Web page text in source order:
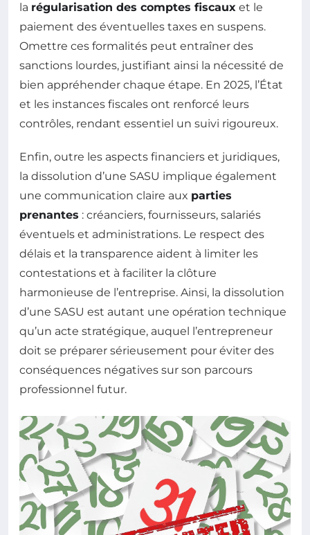
la régularisation des comptes fiscaux et le
paiement des éventuelles taxes en suspens.
Omettre ces formalités peut entraîner des
sanctions lourdes, justifiant ainsi la nécessité de
bien appréhender chaque étape. En 2025, l’État
et les instances fiscales ont renforcé leurs
contrôles, rendant essentiel un suivi rigoureux.
Enfin, outre les aspects financiers et juridiques,
la dissolution d’une SASU implique également
une communication claire aux parties
prenantes : créanciers, fournisseurs, salariés
éventuels et administrations. Le respect des
délais et la transparence aident à limiter les
contestations et à faciliter la clôture
harmonieuse de l’entreprise. Ainsi, la dissolution
d’une SASU est autant une opération technique
qu’un acte stratégique, auquel l’entrepreneur
doit se préparer sérieusement pour éviter des
conséquences négatives sur son parcours
professionnel futur.